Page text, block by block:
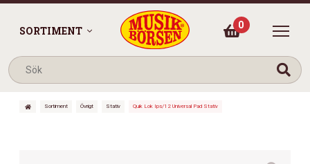
SORTIMENT 0
Sortiment Övrigt Stativ Quik Lok Ips/12 Universal Pad Stativ